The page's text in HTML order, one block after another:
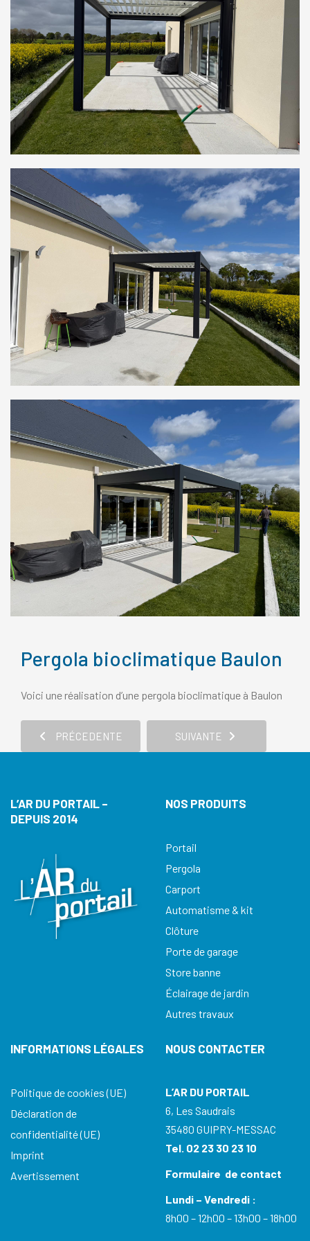
Pergola bioclimatique Baulon
Voici une réalisation d’une pergola bioclimatique à Baulon
PRÉCEDENTE SUIVANTE
L’AR DU PORTAIL –
DEPUIS 2014
NOS PRODUITS
Portail
Pergola
Carport
Automatisme & kit
Clôture
Porte de garage
Store banne
Éclairage de jardin
Autres travaux
INFORMATIONS LÉGALES
Politique de cookies (UE)
Déclaration de
confidentialité (UE)
Imprint
Avertissement
NOUS CONTACTER
L’AR DU PORTAIL
6, Les Saudrais
35480 GUIPRY-MESSAC
Tel. 02 23 30 23 10
Formulaire de contact
Lundi – Vendredi :
8h00 – 12h00 – 13h00 – 18h00